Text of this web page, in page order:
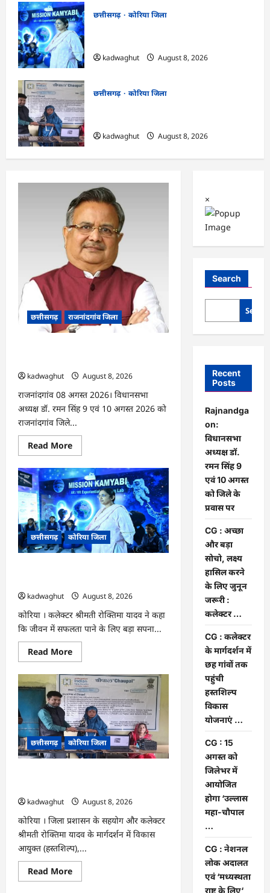
छत्तीसगढ़
कोरिया जिला
kadwaghut
August 8, 2026
छत्तीसगढ़
कोरिया जिला
kadwaghut
August 8, 2026
छत्तीसगढ़ राजनांदगांव जिला
kadwaghut
August 8, 2026
राजनांदगांव 08 अगस्त 2026। विधानसभा
अध्यक्ष डॉ. रमन सिंह 9 एवं 10 अगस्त 2026 को
राजनांदगांव जिले...
Read MoreRead
more
Rajnandgaon:
विधानसभा
अध्यक्ष
डॉ.
रमन
सिंह
9
एवं
10
अगस्त
को
छत्तीसगढ़ कोरिया जिला
kadwaghut
August 8, 2026
कोरिया । कलेक्टर श्रीमती रोक्तिमा यादव ने कहा
कि जीवन में सफलता पाने के लिए बड़ा सपना...
Read MoreRead
more
CG
:
अच्छा
और
बड़ा
सोचो,
लक्ष्य
हासिल
करने
के
लिए
…
छत्तीसगढ़ कोरिया जिला
kadwaghut
August 8, 2026
कोरिया । जिला प्रशासन के सहयोग और कलेक्टर
श्रीमती रोक्तिमा यादव के मार्गदर्शन में विकास
आयुक्त (हस्तशिल्प),...
Read MoreRead
more
×
Search
Recent
Posts
Rajnandga
on:
विधानसभा
अध्यक्ष डॉ.
रमन सिंह 9
एवं 10 अगस्त
को जिले के
प्रवास पर
CG : अच्छा
और बड़ा
सोचो, लक्ष्य
हासिल करने
के लिए जुनून
जरूरी :
कलेक्टर …
CG : कलेक्टर
के मार्गदर्शन में
छह गांवों तक
पहुंची
हस्तशिल्प
विकास
योजनाएं …
CG : 15
अगस्त को
जिलेभर में
आयोजित
होगा ‘उल्लास
महा-चौपाल
…
CG : नेशनल
लोक अदालत
एवं ‘मध्यस्थता
राष्ट्र के लिए‘